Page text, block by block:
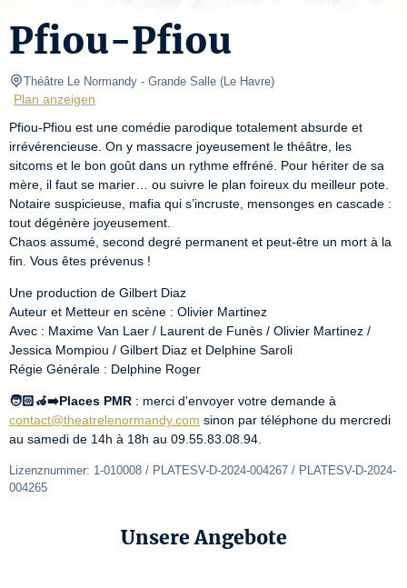
Pfiou-Pfiou
Théâtre Le Normandy - Grande Salle (Le Havre)
Plan anzeigen
Pfiou-Pfiou est une comédie parodique totalement absurde et
irrévérencieuse. On y massacre joyeusement le théâtre, les
sitcoms et le bon goût dans un rythme effréné. Pour hériter de sa
mère, il faut se marier… ou suivre le plan foireux du meilleur pote.
Notaire suspicieuse, mafia qui s’incruste, mensonges en cascade :
tout dégénère joyeusement.
Chaos assumé, second degré permanent et peut-être un mort à la
fin. Vous êtes prévenus !
Une production de Gilbert Diaz
Auteur et Metteur en scène : Olivier Martinez
Avec : Maxime Van Laer / Laurent de Funès / Olivier Martinez /
Jessica Mompiou / Gilbert Diaz et Delphine Saroli
Régie Générale : Delphine Roger
🧑🏻‍🦽‍➡️Places PMR
contact@theatrelenormandy.com sinon par téléphone du mercredi
au samedi de 14h à 18h au 09.55.83.08.94.
Lizenznummer: 1-010008 / PLATESV-D-2024-004267 / PLATESV-D-2024-
004265
Unsere Angebote